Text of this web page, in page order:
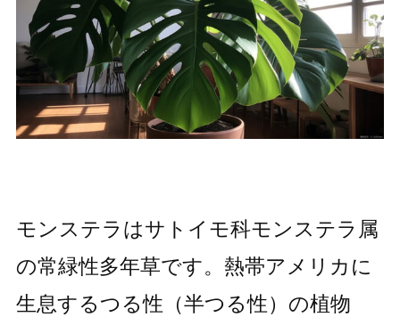
モンステラはサトイモ科モンステラ属
の常緑性多年草です。熱帯アメリカに
生息するつる性（半つる性）の植物